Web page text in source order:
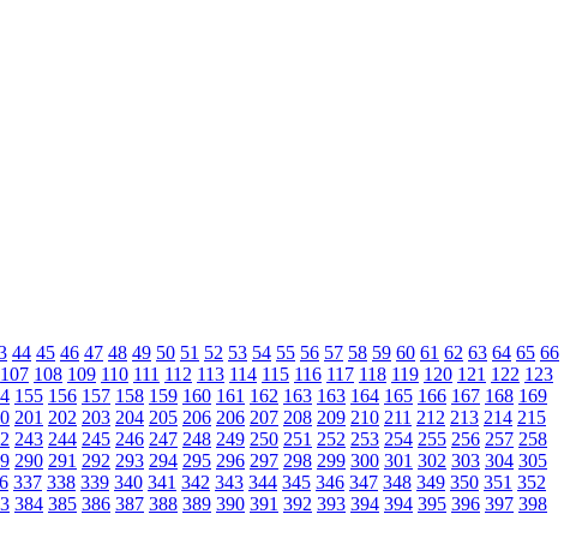
44 45 46 47 48 49 50 51 52 53 54 55 56 57 58 59 60 61 62 63 64 65 66
107 108 109 110 111 112 113 114 115 116 117 118 119 120 121 122 123
155 156 157 158 159 160 161 162 163 163 164 165 166 167 168 169
201 202 203 204 205 206 206 207 208 209 210 211 212 213 214 215
243 244 245 246 247 248 249 250 251 252 253 254 255 256 257 258
290 291 292 293 294 295 296 297 298 299 300 301 302 303 304 305
337 338 339 340 341 342 343 344 345 346 347 348 349 350 351 352
384 385 386 387 388 389 390 391 392 393 394 394 395 396 397 398